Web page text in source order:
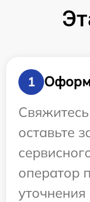
1
оставьте
оператор